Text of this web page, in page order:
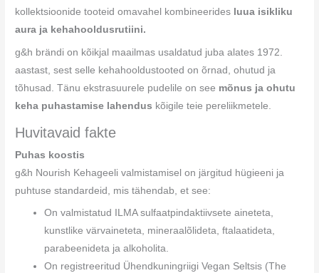
kollektsioonide tooteid omavahel kombineerides luua isikliku
aura ja kehahooldusrutiini.
g&h brändi on kõikjal maailmas usaldatud juba alates 1972.
aastast, sest selle kehahooldustooted on õrnad, ohutud ja
tõhusad. Tänu ekstrasuurele pudelile on see mõnus ja ohutu
keha puhastamise lahendus kõigile teie pereliikmetele.
Huvitavaid fakte
Puhas koostis
g&h Nourish Kehageeli valmistamisel on järgitud hügieeni ja
puhtuse standardeid, mis tähendab, et see:
On valmistatud ILMA sulfaatpindaktiivsete aineteta,
kunstlike värvaineteta, mineraalõlideta, ftalaatideta,
parabeenideta ja alkoholita.
On registreeritud Ühendkuningriigi Vegan Seltsis (The